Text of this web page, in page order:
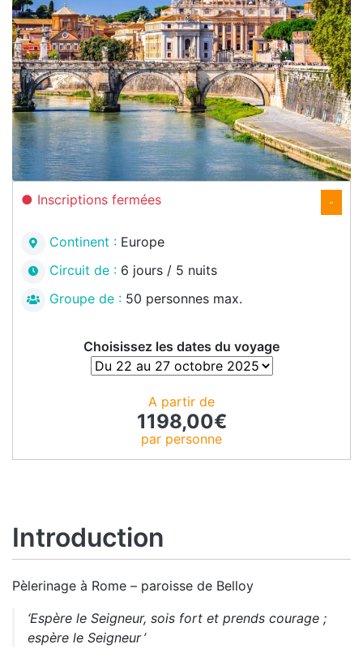
Inscriptions fermées -
Continent : Europe
Circuit de : 6 jours / 5 nuits
Groupe de : 50 personnes max.
Choisissez les dates du voyage
A partir de
1198,00€
par personne
Introduction
Pèlerinage à Rome – paroisse de Belloy
‘Espère le Seigneur, sois fort et prends courage ;
espère le Seigneur ’